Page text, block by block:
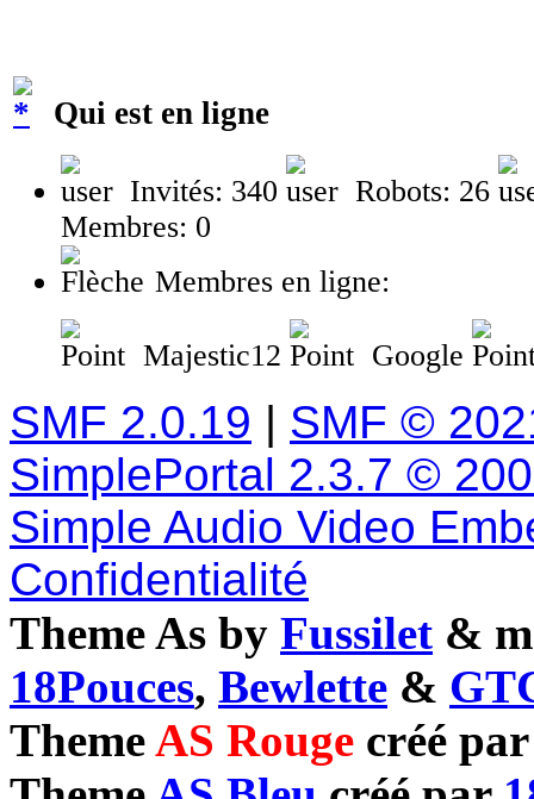
Qui est en ligne
Invités: 340
Robots: 26
Membres: 0
Membres en ligne:
Majestic12 Google
SMF 2.0.19 | SMF ©
SimplePortal 2.3.7 ©
Simple Audio Video
Confidentialité
Theme As by Fussilet &
18Pouces, Bewlette &
ThemeAS Rouge créé